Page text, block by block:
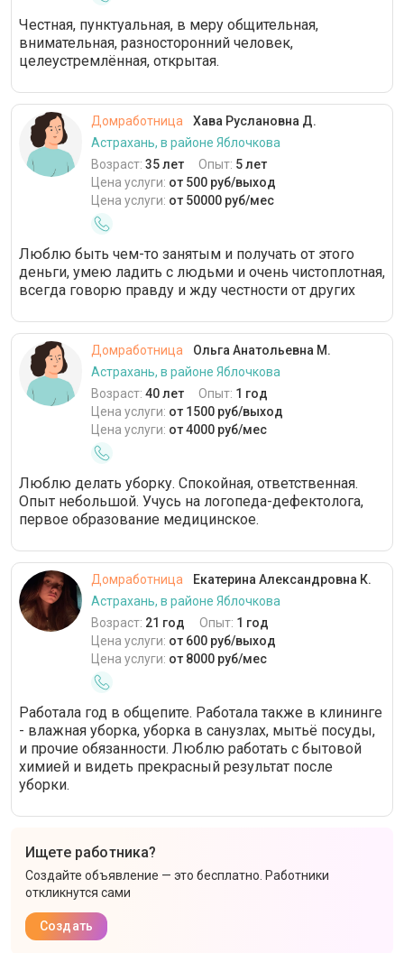
Честная, пунктуальная, в меру общительная,
внимательная, разносторонний человек,
целеустремлённая, открытая.
Домработница
Хава Руслановна Д.
Астрахань, в районе Яблочкова
Возраст: 35 лет Опыт: 5 лет
Цена услуги: от 500 руб/выход
Цена услуги: от 50000 руб/мес
Люблю быть чем-то занятым и получать от этого
деньги, умею ладить с людьми и очень чистоплотная,
всегда говорю правду и жду честности от других
Домработница
Ольга Анатольевна М.
Астрахань, в районе Яблочкова
Возраст: 40 лет Опыт: 1 год
Цена услуги: от 1500 руб/выход
Цена услуги: от 4000 руб/мес
Люблю делать уборку. Спокойная, ответственная.
Опыт небольшой. Учусь на логопеда-дефектолога,
первое образование медицинское.
Домработница
Екатерина Александровна К.
Астрахань, в районе Яблочкова
Возраст: 21 год Опыт: 1 год
Цена услуги: от 600 руб/выход
Цена услуги: от 8000 руб/мес
Работала год в общепите. Работала также в клининге
- влажная уборка, уборка в санузлах, мытьё посуды,
и прочие обязанности. Люблю работать с бытовой
химией и видеть прекрасный результат после
уборки.
Ищете работника?
Создайте объявление — это бесплатно. Работники
откликнутся сами
Создать